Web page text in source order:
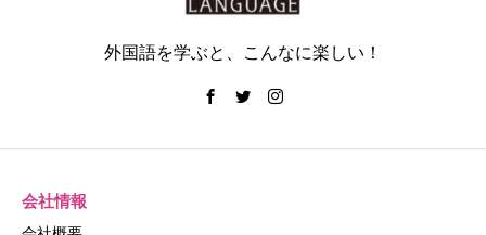
外国語を学ぶと、こんなに楽しい！
会社情報